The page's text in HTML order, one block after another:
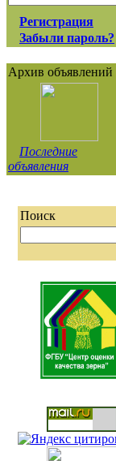
Регистрация
Забыли пароль?
Архив объявлений
Последние
объявления
Поиск